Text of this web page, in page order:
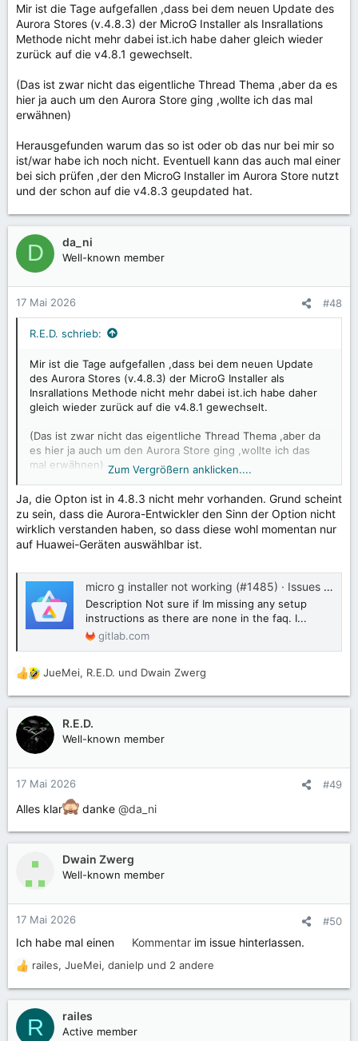
Mir ist die Tage aufgefallen ,dass bei dem neuen Update des
Aurora Stores (v.4.8.3) der MicroG Installer als Insrallations
Methode nicht mehr dabei ist.ich habe daher gleich wieder
zurück auf die v4.8.1 gewechselt.
(Das ist zwar nicht das eigentliche Thread Thema ,aber da es
hier ja auch um den Aurora Store ging ,wollte ich das mal
erwähnen)
Herausgefunden warum das so ist oder ob das nur bei mir so
ist/war habe ich noch nicht. Eventuell kann das auch mal einer
bei sich prüfen ,der den MicroG Installer im Aurora Store nutzt
und der schon auf die v4.8.3 geupdated hat.
D da_ni
Well-known member
17 Mai 2026 #48
R.E.D. schrieb:
Mir ist die Tage aufgefallen ,dass bei dem neuen Update
des Aurora Stores (v.4.8.3) der MicroG Installer als
Insrallations Methode nicht mehr dabei ist.ich habe daher
gleich wieder zurück auf die v4.8.1 gewechselt.
(Das ist zwar nicht das eigentliche Thread Thema ,aber da
es hier ja auch um den Aurora Store ging ,wollte ich das
mal erwähnen)
Herausgefunden warum das so ist oder ob das nur bei mir
so ist/war habe ich noch nicht. Eventuell kann das auch mal
einer bei sich prüfen ,der den MicroG Installer im Aurora
Store nutzt und der schon auf die v4.8.3 geupdated hat.
Zum Vergrößern anklicken....
Ja, die Opton ist in 4.8.3 nicht mehr vorhanden. Grund scheint
zu sein, dass die Aurora-Entwickler den Sinn der Option nicht
wirklich verstanden haben, so dass diese wohl momentan nur
auf Huawei-Geräten auswählbar ist.
micro g installer not working (#1485) · Issues · Aurora OSS / AuroraStore · GitLab
Description Not sure if Im missing any setup
instructions as there are none in the faq. I...
gitlab.com
R
a
k
t
n
n
JueMei, R.E.D. und Dwain Zwerg
R.E.D.
Well-known member
17 Mai 2026 #49
Alles klar danke @da_ni
Dwain Zwerg
Well-known member
17 Mai 2026 #50
Ich habe mal einen Kommentar im issue hinterlassen.
R
e
a
k
t
railes, JueMei, danielp und 2 andere
R railes
Active member